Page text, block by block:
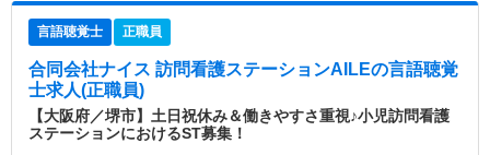
言語聴覚士 正職員
合同会社ナイス 訪問看護ステーションAILEの言語聴覚
士求人(正職員)
【大阪府／堺市】土日祝休み＆働きやすさ重視♪小児訪問看護
ステーションにおけるST募集！